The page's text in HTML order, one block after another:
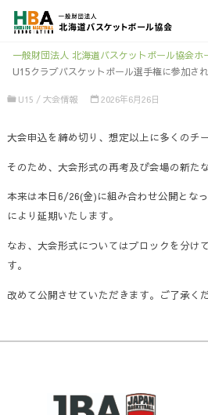
一般財団法人 北海道バスケットボール協会ホ
U15クラブバスケットボール選手権に参加さ
U15 / 大会情報 2026年6月26日
大会申込を締め切り、想定以上に多くのチ
そのため、大会形式の再考及び会場の新た
本来は本日6/26(金)に組み合わせ公開とな
により延期いたします。
なお、大会形式についてはブロックを分け
す。
改めて公開させていただきます。ご了承くだ